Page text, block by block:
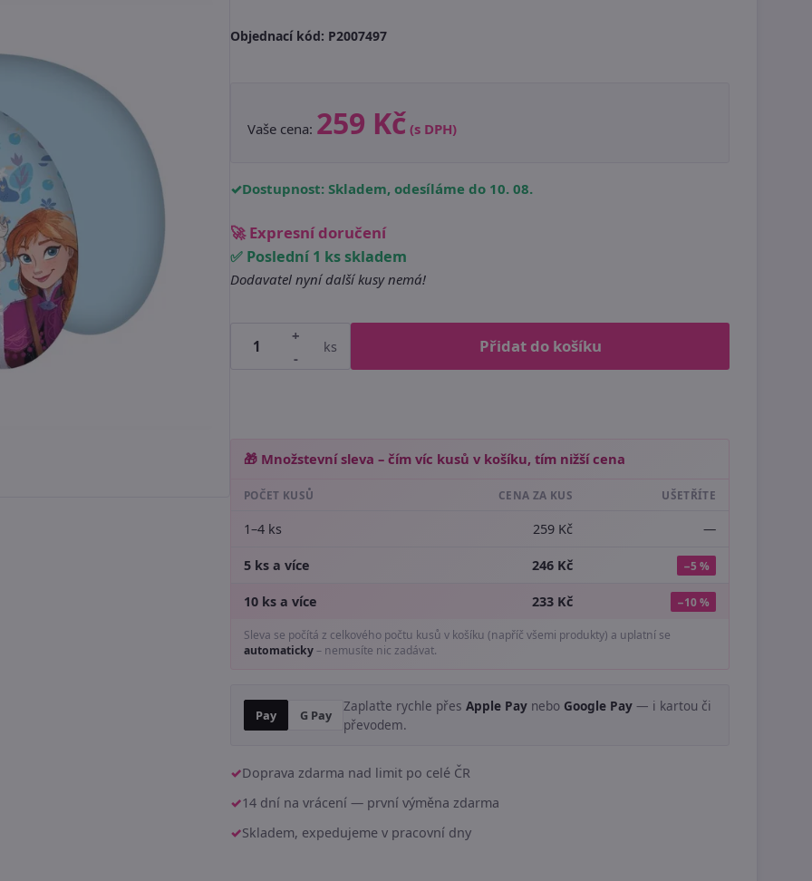
Objednací kód: P2007497
Vaše cena: 259 Kč (s DPH)
Dostupnost: Skladem, odesíláme do 10. 08.
🚀 Expresní doručení
✅ Poslední 1 ks skladem
Dodavatel nyní další kusy nemá!
+
-
ks Přidat do košíku
🎁 Množstevní sleva – čím víc kusů v košíku, tím nižší cena
POČET KUSŮ CENA ZA KUS UŠETŘÍTE
1–4 ks 259 Kč —
5 ks a více 246 Kč −5 %
10 ks a více 233 Kč −10 %
Sleva se počítá z celkového počtu kusů v košíku (napříč všemi produkty) a uplatní se
automaticky– nemusíte nic zadávat.
Pay G Pay
Zaplaťte rychle přes Apple Pay nebo Google Pay — i kartou či
převodem.
Doprava zdarma nad limit po celé ČR
14 dní na vrácení — první výměna zdarma
Skladem, expedujeme v pracovní dny